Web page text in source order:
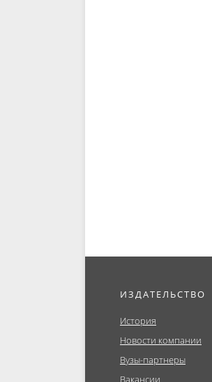
ИЗДАТЕЛЬСТВО
История
Новости компании
Вузы-партнеры
Вакансии